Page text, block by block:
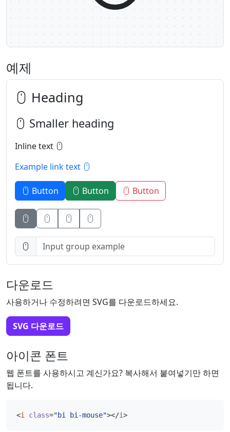
예제
Heading
Smaller heading
Inline text
Example link text
Button Button Button
ButtonButtonButton
다운로드
사용하거나 수정하려면 SVG를 다운로드하세요.
SVG 다운로드
아이콘 폰트
웹 폰트를 사용하시고 계신가요? 복사해서 붙여넣기만 하면
됩니다.
<i class="bi bi-mouse"></i>